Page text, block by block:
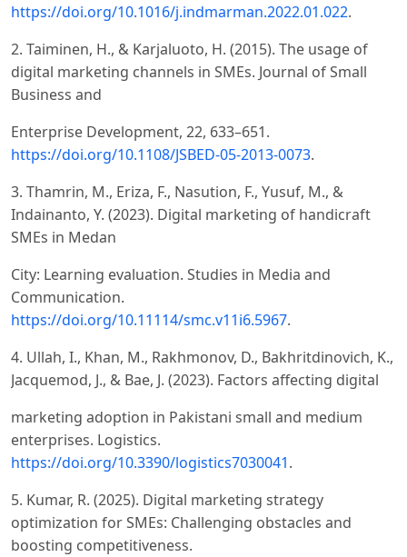
https://doi.org/10.1016/j.indmarman.2022.01.022.
2. Taiminen, H., & Karjaluoto, H. (2015). The usage of
digital marketing channels in SMEs. Journal of Small
Business and
Enterprise Development, 22, 633–651.
https://doi.org/10.1108/JSBED-05-2013-0073.
3. Thamrin, M., Eriza, F., Nasution, F., Yusuf, M., &
Indainanto, Y. (2023). Digital marketing of handicraft
SMEs in Medan
City: Learning evaluation. Studies in Media and
Communication.
https://doi.org/10.11114/smc.v11i6.5967.
4. Ullah, I., Khan, M., Rakhmonov, D., Bakhritdinovich, K.,
Jacquemod, J., & Bae, J. (2023). Factors affecting digital
marketing adoption in Pakistani small and medium
enterprises. Logistics.
https://doi.org/10.3390/logistics7030041.
5. Kumar, R. (2025). Digital marketing strategy
optimization for SMEs: Challenging obstacles and
boosting competitiveness.